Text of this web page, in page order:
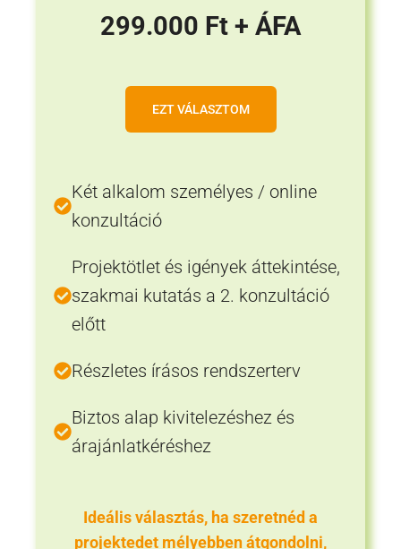
299.000 Ft + ÁFA
EZT VÁLASZTOM
Két alkalom személyes / online
konzultáció
Projektötlet és igények áttekintése,
szakmai kutatás a 2. konzultáció
előtt
Részletes írásos rendszerterv
Biztos alap kivitelezéshez és
árajánlatkéréshez
Ideális választás, ha szeretnéd a
projektedet mélyebben átgondolni,